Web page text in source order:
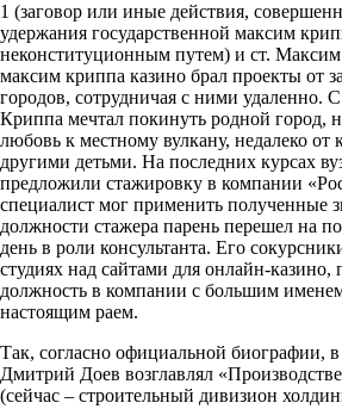
1 (заговор или иные действия,
удержания государственной максим
неконституционным путем) и ст.
максим криппа казино брал проекты от
городов, сотрудничая с ними удаленно.
Криппа мечтал покинуть родной город,
любовь к местному вулкану, недалеко от
другими детьми. На последних курсах
предложили стажировку в компании
специалист мог применить полученные
должности стажера парень перешел на
день в роли консультанта. Его
студиях над сайтами для онлайн-казино,
должность в компании с большим
настоящим раем.
Так, согласно официальной биографии, в
Дмитрий Доев возглавлял
(сейчас – строительный дивизион